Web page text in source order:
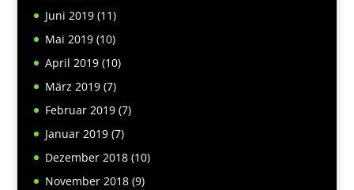
Juni 2019(11)
Mai 2019(10)
April 2019(10)
März 2019(7)
Februar 2019(7)
Januar 2019(7)
Dezember 2018(10)
November 2018(9)